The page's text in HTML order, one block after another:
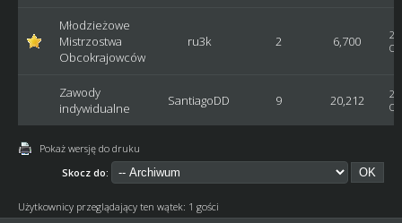
Młodzieżowe
Mistrzostwa
Obcokrajowców
ru3k 2 6,700
Zawody
indywidualne
SantiagoDD 9 20,212
Pokaż wersję do druku
Skocz do:
Użytkownicy przeglądający ten wątek: 1 gości